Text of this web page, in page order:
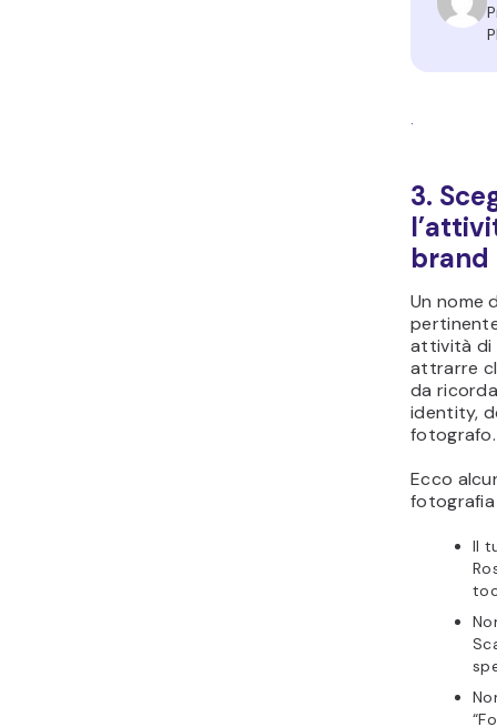
3.
Un nome
attività di
attrarre
da
identity,
fotografo.
Ecco
fotografia
Il